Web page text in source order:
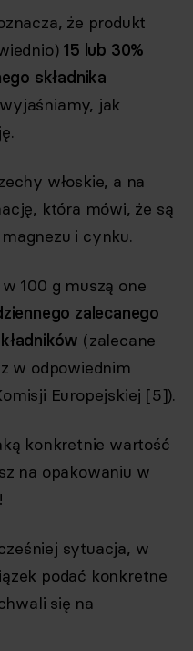
że produkt
15 lub 30%
składnika
jak
włoskie, a na
która mówi, że są
i cynku.
100 g muszą one
zalecanego
(zalecane
w odpowiednim
Europejskiej [5]).
konkretnie wartość
na opakowaniu w
sytuacja, w
podać konkretne
się na